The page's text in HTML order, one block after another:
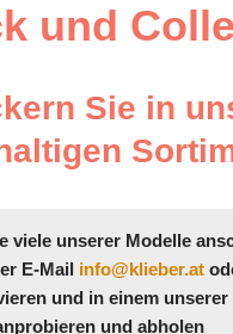
und
Sie in
viele unserer Modelle
E-Mail info@klieber.at
und in einem unserer
und abholen